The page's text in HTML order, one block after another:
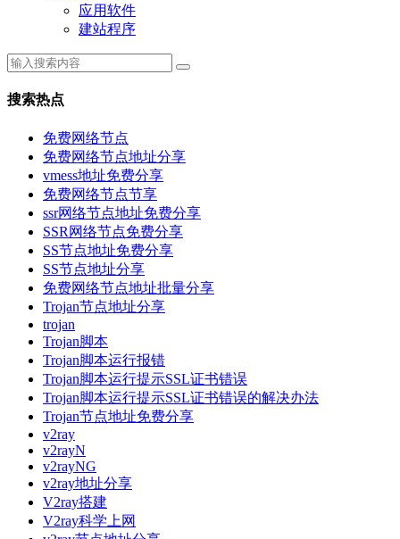
应用软件
建站程序
搜索热点
免费网络节点
免费网络节点地址分享
vmess地址免费分享
免费网络节点节享
ssr网络节点地址免费分享
SSR网络节点免费分享
SS节点地址免费分享
SS节点地址分享
免费网络节点地址批量分享
Trojan节点地址分享
trojan
Trojan脚本
Trojan脚本运行报错
Trojan脚本运行提示SSL证书错误
Trojan脚本运行提示SSL证书错误的解决办法
Trojan节点地址免费分享
v2ray
v2rayN
v2rayNG
v2ray地址分享
V2ray搭建
V2ray科学上网